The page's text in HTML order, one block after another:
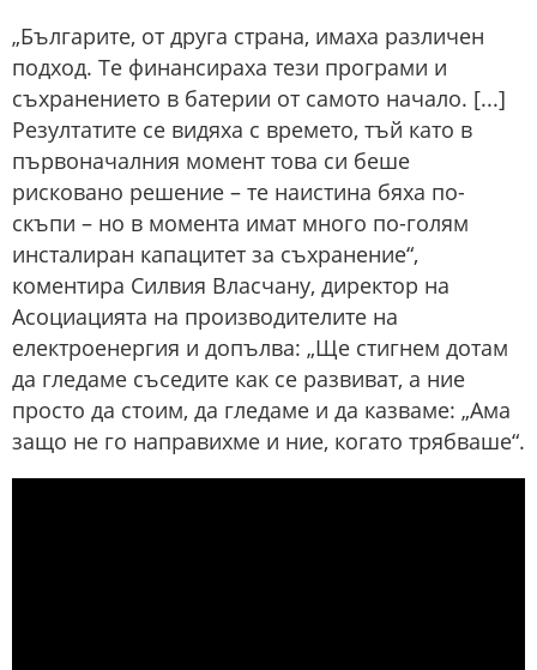
„Българите, от друга страна, имаха различен
подход. Те финансираха тези програми и
съхранението в батерии от самото начало. [...]
Резултатите се видяха с времето, тъй като в
първоначалния момент това си беше
рисковано решение – те наистина бяха по-
скъпи – но в момента имат много по-голям
инсталиран капацитет за съхранение“,
коментира Силвия Власчану, директор на
Асоциацията на производителите на
електроенергия и допълва: „Ще стигнем дотам
да гледаме съседите как се развиват, а ние
просто да стоим, да гледаме и да казваме: „Ама
защо не го направихме и ние, когато трябваше“.